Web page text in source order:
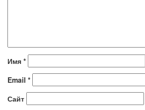
Имя *
Email *
Сайт